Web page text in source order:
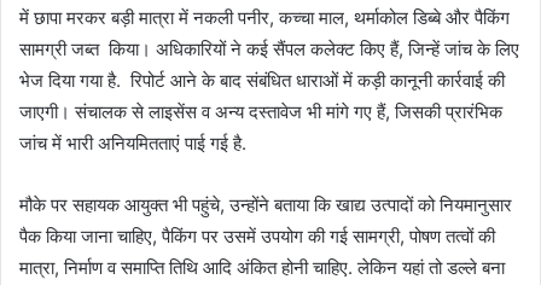
में छापा मरकर बड़ी मात्रा में नकली पनीर, कच्चा माल, थर्माकोल डिब्बे और पैकिंग
सामग्री जब्त किया। अधिकारियों ने कई सैंपल कलेक्ट किए हैं, जिन्हें जांच के लिए
भेज दिया गया है. रिपोर्ट आने के बाद संबंधित धाराओं में कड़ी कानूनी कार्रवाई की
जाएगी। संचालक से लाइसेंस व अन्य दस्तावेज भी मांगे गए हैं, जिसकी प्रारंभिक
जांच में भारी अनियमितताएं पाई गई है.
मौके पर सहायक आयुक्त भी पहुंचे, उन्होंने बताया कि खाद्य उत्पादों को नियमानुसार
पैक किया जाना चाहिए, पैकिंग पर उसमें उपयोग की गई सामग्री, पोषण तत्वों की
मात्रा, निर्माण व समाप्ति तिथि आदि अंकित होनी चाहिए. लेकिन यहां तो डल्ले बना